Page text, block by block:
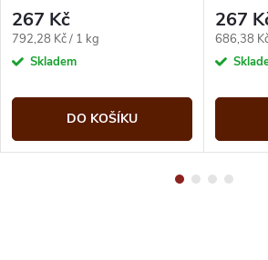
David Rio
267 Kč
Měrná
cena:
792,28 Kč / 1 kg
Skladem
DO KOŠÍKU
Chai 389
267
Měrná
cena:
686,38